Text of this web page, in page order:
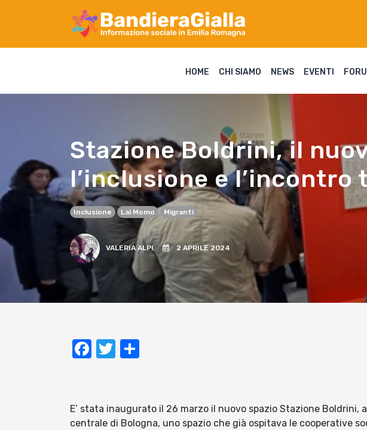
HOME CHI SIAMO NEWS EVENTI
Stazione Boldrini, il
l’inclusione e
Inclusione Lai Momo Migranti
VALERIA ALPI 2 APRILE 2024
Facebook
Twitter
E’ stata inaugurato il 26 marzo il nuovo spazio Stazione Boldrini,
centrale di Bologna, uno spazio che già ospitava le cooperative